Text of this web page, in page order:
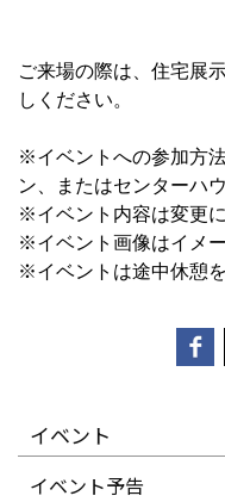
ご来場の際は、住宅展
しください。
※イベントへの参加方
ン、またはセンターハ
※イベント内容は変更
※イベント画像はイメー
※イベントは途中休憩
イベント
イベント予告